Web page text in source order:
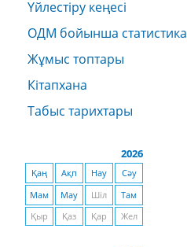
Үйлестіру кеңесі
ОДМ бойынша статистика
Жұмыс топтары
Кітапхана
Табыс тарихтары
2026
Қаң Ақп Нау
Сәу
Мам
Мау Шіл
Там
Қыр
Қаз Қар Жел